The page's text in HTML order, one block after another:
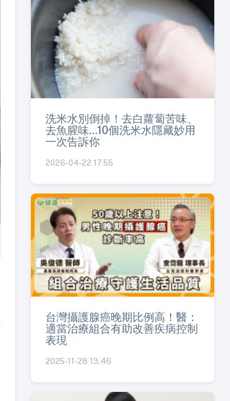
洗米水別倒掉！去白蘿蔔苦味、
去魚腥味...10個洗米水隱藏妙用
一次告訴你
2026-04-22 17:55
台灣攝護腺癌晚期比例高！醫：
適當治療組合有助改善疾病控制
表現
2025-11-28 13:46